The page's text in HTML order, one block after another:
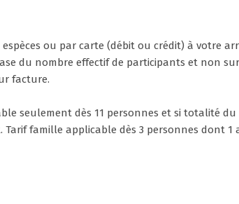
espèces ou par carte (débit ou crédit) à votre
du nombre effectif de participants et non
facture.
seulement dès 11 personnes et si totalité
Tarif famille applicable dès 3 personnes dont 1